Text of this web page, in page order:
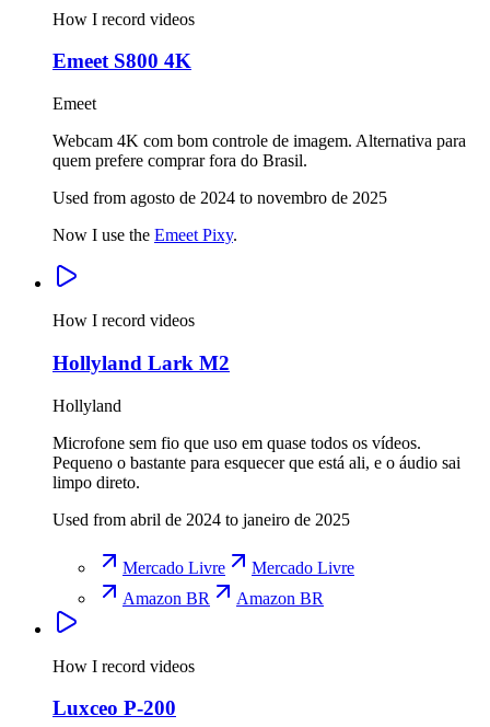
How I record videos
Emeet S800 4K
Emeet
Webcam 4K com bom controle de imagem. Alternativa para
quem prefere comprar fora do Brasil.
Used from agosto de 2024 to novembro de 2025
Now I use the Emeet Pixy.
How I record videos
Hollyland Lark M2
Hollyland
Microfone sem fio que uso em quase todos os vídeos.
Pequeno o bastante para esquecer que está ali, e o áudio sai
limpo direto.
Used from abril de 2024 to janeiro de 2025
Mercado Livre
Mercado Livre
Amazon BR
Amazon BR
How I record videos
Luxceo P-200